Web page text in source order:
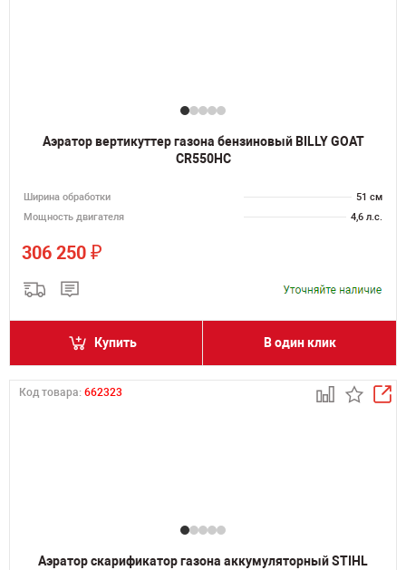
Аэратор вертикуттер газона бензиновый BILLY GOAT
CR550HC
Ширина обработки
51 см
Мощность двигателя
4,6 л.с.
306 250 ₽
Купить В один клик
Код товара: 662323
Аэратор скарификатор газона аккумуляторный STIHL